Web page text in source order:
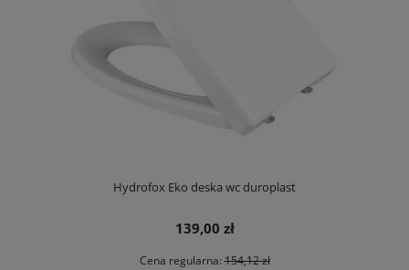
Hydrofox Eko deska wc duroplast
139,00 zł
Cena regularna:154,12 zł